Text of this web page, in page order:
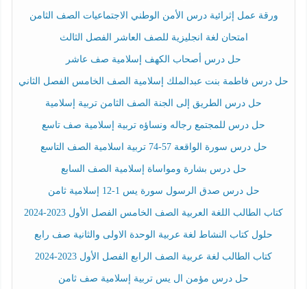
ورقة عمل إثرائية درس الأمن الوطني الاجتماعيات الصف الثامن
امتحان لغة انجليزية للصف العاشر الفصل الثالث
حل درس أصحاب الكهف إسلامية صف عاشر
حل درس فاطمة بنت عبدالملك إسلامية الصف الخامس الفصل الثاني
حل درس الطريق إلى الجنة الصف الثامن تربية إسلامية
حل درس للمجتمع رجاله ونساؤه تربية إسلامية صف تاسع
حل درس سورة الواقعة 57-74 تربية اسلامية الصف التاسع
حل درس بشارة ومواساة إسلامية الصف السابع
حل درس صدق الرسول سورة يس 1-12 إسلامية ثامن
كتاب الطالب اللغة العربية الصف الخامس الفصل الأول 2023-2024
حلول كتاب النشاط لغة عربية الوحدة الاولى والثانية صف رابع
كتاب الطالب لغة عربية الصف الرابع الفصل الأول 2023-2024
حل درس مؤمن ال يس تربية إسلامية صف ثامن